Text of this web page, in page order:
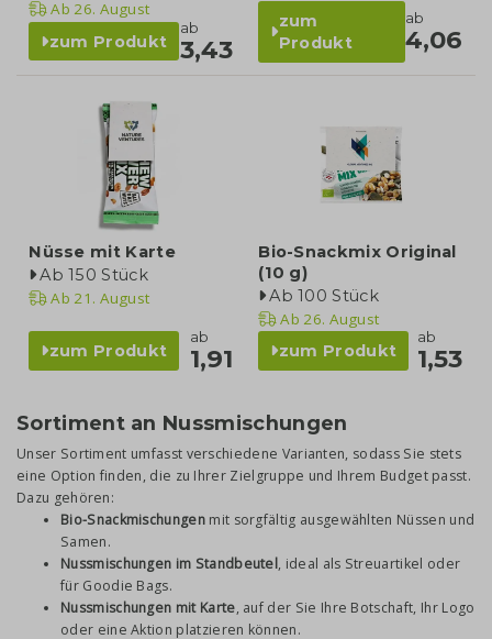
Ab 26. August
zum Produkt
ab
3,43
zum
Produkt
ab
4,06
Nüsse mit Karte
Ab 150 Stück
Ab 21. August
zum Produkt
ab
1,91
Bio-Snackmix Original
(10 g)
Ab 100 Stück
Ab 26. August
zum Produkt
ab
1,53
Sortiment an Nussmischungen
Unser Sortiment umfasst verschiedene Varianten, sodass Sie stets
eine Option finden, die zu Ihrer Zielgruppe und Ihrem Budget passt.
Dazu gehören:
Bio-Snackmischungenmit sorgfältig ausgewählten Nüssen und
Samen.
Nussmischungen im Standbeutel, ideal als Streuartikel oder
für Goodie Bags.
Nussmischungen mit Karte, auf der Sie Ihre Botschaft, Ihr Logo
oder eine Aktion platzieren können.